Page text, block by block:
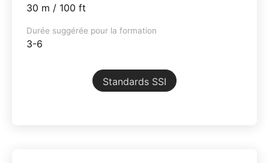
30 m / 100 ft
Durée suggérée pour la formation
3-6
Standards SSI